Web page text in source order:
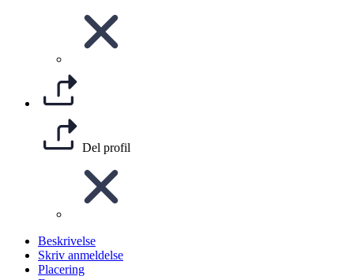
Del profil
Beskrivelse
Skriv anmeldelse
Placering